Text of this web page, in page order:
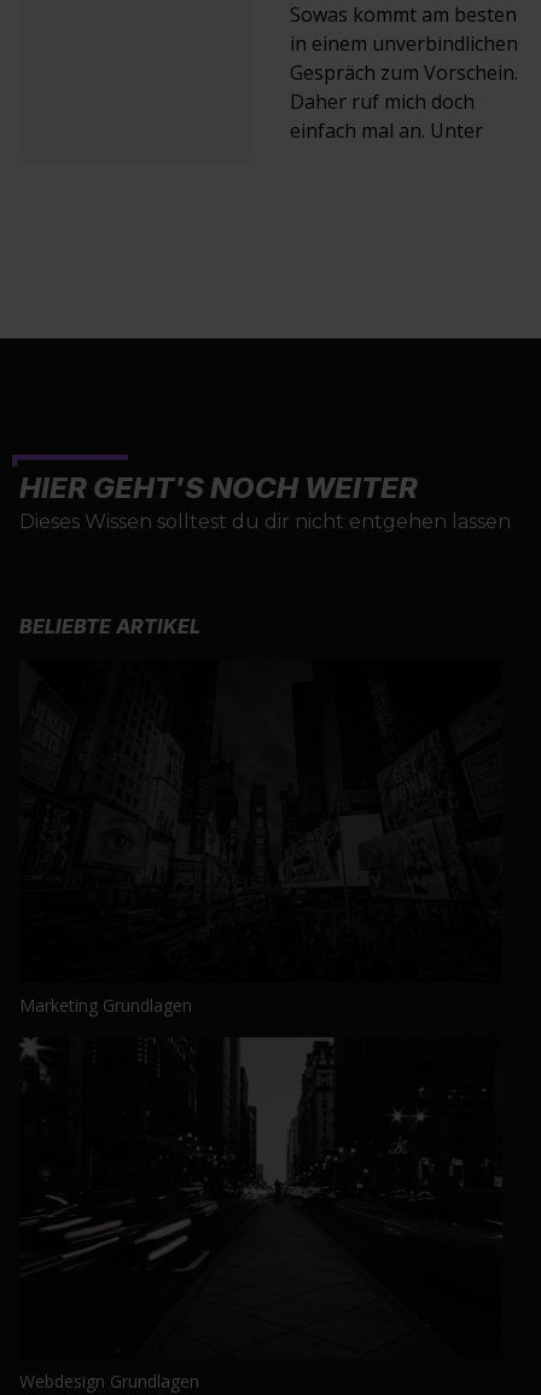
Sowas kommt am besten
in einem unverbindlichen
Gespräch zum Vorschein.
Daher ruf mich doch
einfach mal an. Unter
HIER GEHT'S NOCH WEITER
Dieses Wissen solltest du dir nicht entgehen lassen
BELIEBTE ARTIKEL
Marketing Grundlagen
Webdesign Grundlagen